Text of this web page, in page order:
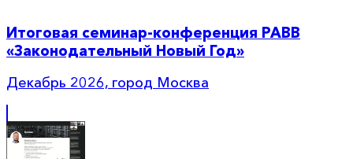
Итоговая семинар-конференция РАВВ
«Законодательный Новый Год»
Декабрь 2026, город Москва